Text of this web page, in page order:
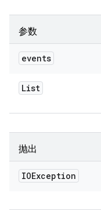
参数
events
List
抛出
IOException